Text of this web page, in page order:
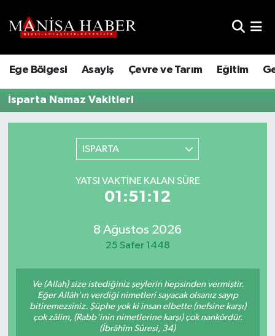
Ege Bölgesi Asayiş Çevre ve Tarım Eğitim
İsparta Namaz Vakitleri
ISPARTA
YATSI VAKTINE KALAN SÜRE
01:51:12
8 Ağustos 2026
25 Safer 1448
Ve (Allah) size istediğiniz şeylerin hepsinden vermiştir.
Eğer Allâh'ın verdiği nimetleri sayacak olsanız sayıp
bitiremezsiniz. Şüphe yok ki insan elbette (nefsine karşı)
çok zâlim, (Rabb'inin nimetlerine karşı) çok nankördür.
(İbrâhîm Sûresi, 34)
Trafik Durumu
Tüm Manşetler